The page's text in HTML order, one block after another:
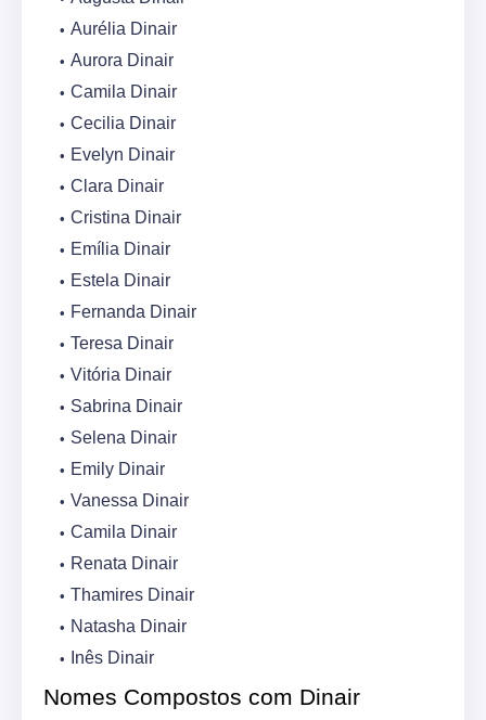
Aurélia Dinair
Aurora Dinair
Camila Dinair
Cecilia Dinair
Evelyn Dinair
Clara Dinair
Cristina Dinair
Emília Dinair
Estela Dinair
Fernanda Dinair
Teresa Dinair
Vitória Dinair
Sabrina Dinair
Selena Dinair
Emily Dinair
Vanessa Dinair
Camila Dinair
Renata Dinair
Thamires Dinair
Natasha Dinair
Inês Dinair
Nomes Compostos com Dinair